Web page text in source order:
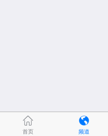
首页 频道